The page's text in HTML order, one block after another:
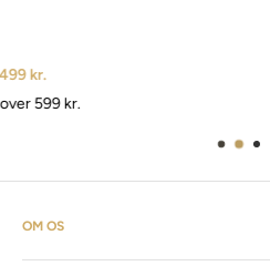
2 - 3
OM OS